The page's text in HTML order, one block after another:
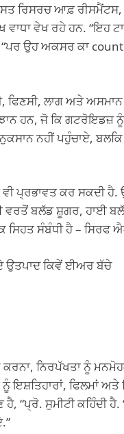
ਰਿਸਰਚ ਆਫ਼ ਰੀਸਮੈਂਟਸ,
ਵਾਧਾ ਵੇਖ ਰਹੇ ਹਨ. “ਇਹ
“ਪਰ ਉਹ ਅਕਸਰ ਕਾ
ਫਿਣਸੀ, ਲਾਗ ਅਤੇ
ਹਨ, ਜੋ ਕਿ ਗਟਰੋਇਡਜ਼
ਨਹੀਂ ਪਹੁੰਚਾਏ,
ਪ੍ਰਭਾਵਤ ਕਰ ਸਕਦੀ ਹੈ.
ਵਰਤੋਂ ਬਲੱਡ ਸ਼ੂਗਰ, ਹਾਈ
ਸੰਬੰਧੀ ਹੈ – ਸਿਰਫ
ਉਤਪਾਦ ਕਿਵੇਂ ਈਅਰ ਬੱਚੇ
ਨਿਰਪੱਖਤਾ ਨੂੰ
ਇਸ਼ਤਿਹਾਰਾਂ, ਫਿਲਮਾਂ
ਹੈ, “ਪ੍ਰੋ. ਸੁਮੀਟੀ